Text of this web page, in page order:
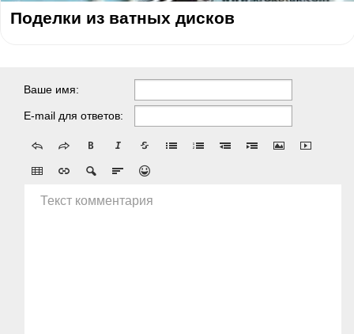
Поделки из ватных дисков
Ваше имя:
E-mail для ответов:
Текст комментария